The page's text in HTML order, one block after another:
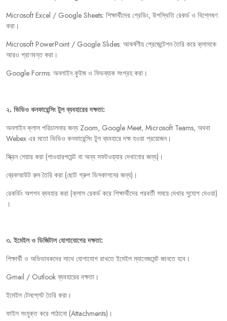
Microsoft Excel / Google Sheets: শিক্ষার্থীদের গ্রেডিং, উপস্থিতি রেকর্ড ও বিশ্লেষণ
করা।
Microsoft PowerPoint / Google Slides: আকর্ষণীয় প্রেজেন্টেশন তৈরি করে ক্লাসকে
আরও প্রাণবন্ত করা।
Google Forms: অনলাইন কুইজ ও ফিডব্যাক সংগ্রহ করা।
২. ভিডিও কনফারেন্সিং টুল ব্যবহারের দক্ষতা:
অনলাইন ক্লাস পরিচালনার জন্য Zoom, Google Meet, Microsoft Teams, অথবা
Webex এর মতো ভিডিও কনফারেন্সিং টুল ব্যবহারে দক্ষ হওয়া প্রয়োজন।
স্ক্রিন শেয়ার করা (পাওয়ারপয়েন্ট বা অন্য সফটওয়্যার দেখানোর জন্য) ।
ব্রেকআউট রুম তৈরি করা (ছোট গ্রুপ ডিসকাশনের জন্য) ।
রেকর্ডিং অপশন ব্যবহার করা (ক্লাস রেকর্ড করে শিক্ষার্থীদের পরবর্তী সময়ে দেখার সুযোগ দেওয়া)
।
৩.ইমেইল ও ডিজিটাল যোগাযোগের দক্ষতা:
শিক্ষার্থী ও অভিভাবকদের সাথে যোগাযোগ রাখতে ইমেইল ম্যানেজমেন্ট জানতে হবে।
Gmail / Outlookব্যবহারের দক্ষতা।
ইমেইল টেমপ্লেট তৈরি করা।
ফাইল সংযুক্ত করে পাঠানো (Attachments) ।